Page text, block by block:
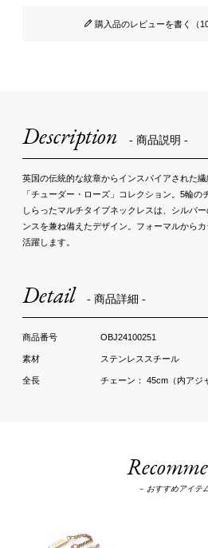
購入品のレビューを書く（
Description - 商品説明 -
英国の伝統的な紋章からインスパイアされた
「チューダー・ローズ」コレクション。5輪
しらったマルチタイプネックレスは、シルバ
ンスを兼ね備えたデザイン。フォーマルから
活躍します。
Detail - 商品詳細 -
OBJ24100251
ステンレススチール
チェーン： 45cm（内アジ
－ おすすめアイテ